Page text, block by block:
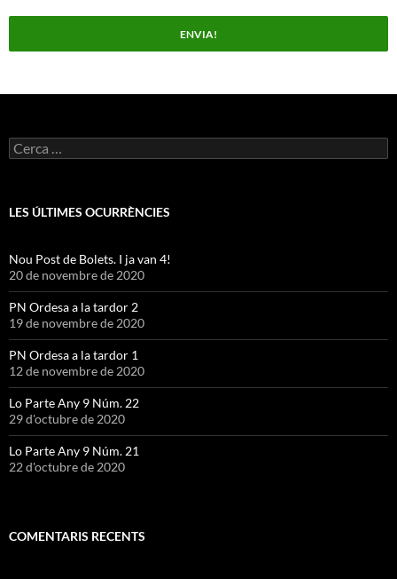
ENVIA!
Cerca:
LES ÚLTIMES OCURRÈNCIES
Nou Post de Bolets. I ja van 4!
20 de novembre de 2020
PN Ordesa a la tardor 2
19 de novembre de 2020
PN Ordesa a la tardor 1
12 de novembre de 2020
Lo Parte Any 9 Núm. 22
29 d'octubre de 2020
Lo Parte Any 9 Núm. 21
22 d'octubre de 2020
COMENTARIS RECENTS